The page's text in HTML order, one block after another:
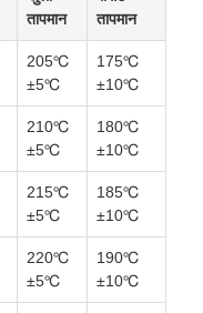
तापमान
तापमान
205℃
±5℃
175℃
±10℃
210℃
±5℃
180℃
±10℃
215℃
±5℃
185℃
±10℃
220℃
±5℃
190℃
±10℃